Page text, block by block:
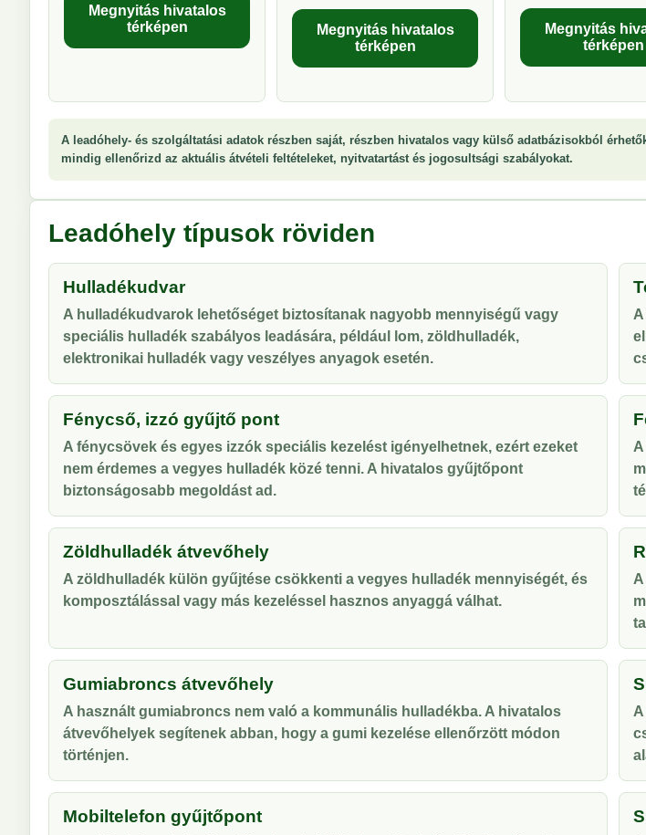
Megnyitás hivatalos
térképen
Megnyitás hivatalos
térképen
Megnyitás
térképen
A leadóhely- és szolgáltatási adatok részben saját, részben hivatalos vagy külső adatbázisokból
mindig ellenőrizd az aktuális átvételi feltételeket, nyitvatartást és jogosultsági szabályokat.
Leadóhely típusok röviden
Hulladékudvar
A hulladékudvarok lehetőséget biztosítanak nagyobb mennyiségű vagy
speciális hulladék szabályos leadására, például lom, zöldhulladék,
elektronikai hulladék vagy veszélyes anyagok esetén.
Fénycső, izzó gyűjtő pont
A fénycsövek és egyes izzók speciális kezelést igényelhetnek, ezért ezeket
nem érdemes a vegyes hulladék közé tenni. A hivatalos gyűjtőpont
biztonságosabb megoldást ad.
Zöldhulladék átvevőhely
A zöldhulladék külön gyűjtése csökkenti a vegyes hulladék mennyiségét, és
komposztálással vagy más kezeléssel hasznos anyaggá válhat.
Gumiabroncs átvevőhely
A használt gumiabroncs nem való a kommunális hulladékba. A hivatalos
átvevőhelyek segítenek abban, hogy a gumi kezelése ellenőrzött módon
történjen.
Mobiltelefon gyűjtőpont